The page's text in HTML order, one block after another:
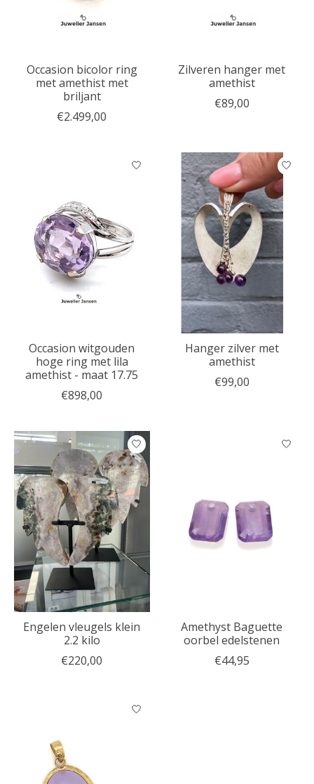
Occasion bicolor ring
met amethist met
briljant
€2.499,00
Zilveren hanger met
amethist
€89,00
Occasion witgouden
hoge ring met lila
amethist - maat 17.75
€898,00
Hanger zilver met
amethist
€99,00
Engelen vleugels klein
2.2 kilo
€220,00
Amethyst Baguette
oorbel edelstenen
€44,95